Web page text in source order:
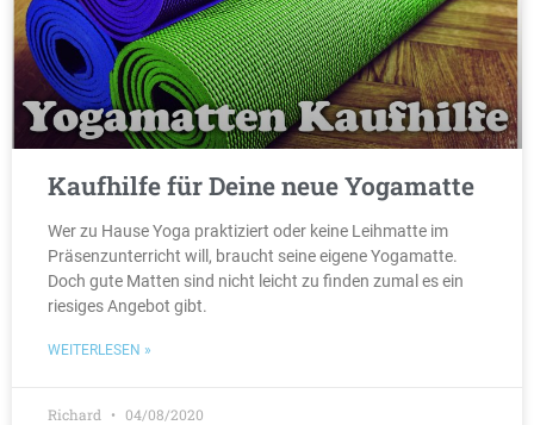
Kaufhilfe für Deine neue Yogamatte
Wer zu Hause Yoga praktiziert oder keine Leihmatte im
Präsenzunterricht will, braucht seine eigene Yogamatte.
Doch gute Matten sind nicht leicht zu finden zumal es ein
riesiges Angebot gibt.
WEITERLESEN »
Richard 04/08/2020